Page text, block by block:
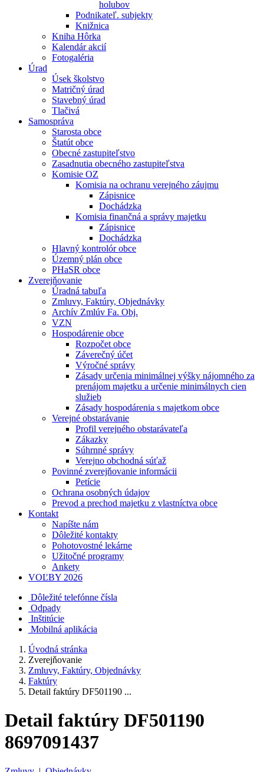
holubov
Podnikateľ. subjekty
Knižnica
Kniha Hôrka
Kalendár akcií
Fotogaléria
Úrad
Úsek školstvo
Matričný úrad
Stavebný úrad
Tlačivá
Samospráva
Starosta obce
Štatút obce
Obecné zastupiteľstvo
Zasadnutia obecného zastupiteľstva
Komisie OZ
Komisia na ochranu verejného záujmu
Zápisnice
Dochádzka
Komisia finančná a správy majetku
Zápisnice
Dochádzka
Hlavný kontrolór obce
Územný plán obce
PHaSR obce
Zverejňovanie
Úradná tabuľa
Zmluvy, Faktúry, Objednávky
Archív Zmlúv Fa. Obj.
VZN
Hospodárenie obce
Rozpočet obce
Záverečný účet
Výročné správy
Zásady určenia minimálnej výšky nájomného za
prenájom majetku a určenie minimálnych cien
služieb
Zásady hospodárenia s majetkom obce
Verejné obstarávanie
Profil verejného obstarávateľa
Zákazky
Súhrnné správy
Verejno obchodná súťaž
Povinné zverejňovanie informácii
Petície
Ochrana osobných údajov
Prevod a prechod majetku z vlastníctva obce
Kontakt
Napíšte nám
Dôležité kontakty
Pohotovostné lekárne
Užitočné programy
Ankety
VOĽBY 2026
Dôležité telefónne čísla
Odpady
Inštitúcie
Mobilná aplikácia
Úvodná stránka
Zverejňovanie
Zmluvy, Faktúry, Objednávky
Faktúry
Detail faktúry DF501190 ...
Detail faktúry DF501190
8697091437